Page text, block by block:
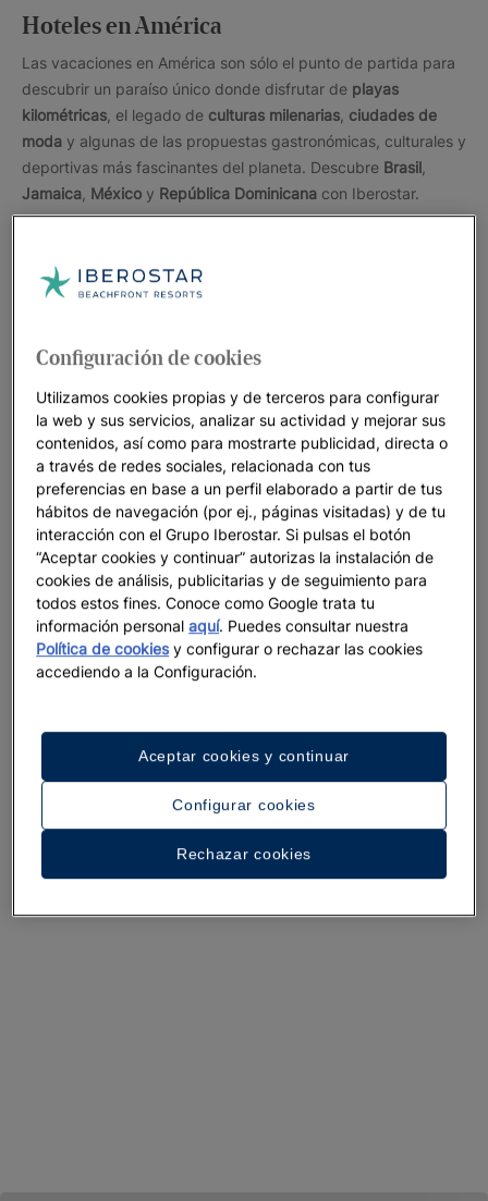
Hoteles en América
Las vacaciones en América son sólo el punto de partida para
descubrir un paraíso único donde disfrutar de playas
kilométricas , el legado de culturas milenarias ciudades de
moda y algunas de las propuestas gastronómicas, culturales y
deportivas más fascinantes del planeta. Descubre Brasil
Jamaica, México y República Dominicana con Iberostar.
ubican
en aguas de colores vivos, bailar todos los ritmos caribeños y
donde todo pasa, desde el último local de moda, a un nuevo
restaurante y donde se sitúan las principales atracciones
turísticas.
Selecciona tu hotel de América para vivir unas vacaciones
inolvidables en pareja, con amigos, solo y con familia y
prepárate para descubrir un destino en el que disfrutar de
todo con la calidad de Iberostar Hotels & Resorts.
Configuración de cookies
Utilizamos cookies propias y de terceros para configurar
la web y sus servicios, analizar su actividad y mejorar sus
contenidos, así como para mostrarte publicidad, directa o
a través de redes sociales, relacionada con tus
preferencias en base a un perfil elaborado a partir de tus
hábitos de navegación (por ej., páginas visitadas) y de tu
interacción con el Grupo Iberostar. Si pulsas el botón
“Aceptar cookies y continuar” autorizas la instalación de
cookies de análisis, publicitarias y de seguimiento para
todos estos fines. Conoce como Google trata tu
información personalaquí. Puedes consultar nuestra
Política de cookiesy configurar o rechazar las cookies
accediendo a la Configuración.
Configurar cookies
Rechazar cookies
Aceptar cookies y continuar